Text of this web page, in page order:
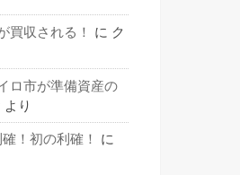
買収される！ に ク
ロ市が準備資産の
より
！初の利確！
に